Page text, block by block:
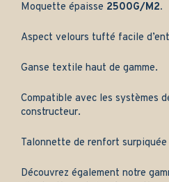
Moquette épaisse 2500G/M2.
Aspect velours tufté facile
Ganse textile haut de gamme.
Compatible avec les systèmes
constructeur.
Talonnette de renfort
Découvrez également notre